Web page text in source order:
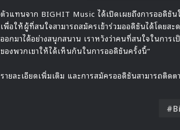
ตัวแทนจาก BIGHIT Music ได้เปิดเผยถึงการออดิชัน
เพื่อให้ผู้ที่สนใจสามารถสมัครเข้าร่วมออดิชันได้โดยส
ออกมาได้อย่างสนุกสนาน เราหวังว่าคนที่สนใจในกา
ของพวกเขาให้ได้เห็นกันในการออดิชันครั้งนี้”
รายละเอียดเพิ่มเติม และการสมัครออดิชันสามารถติดต